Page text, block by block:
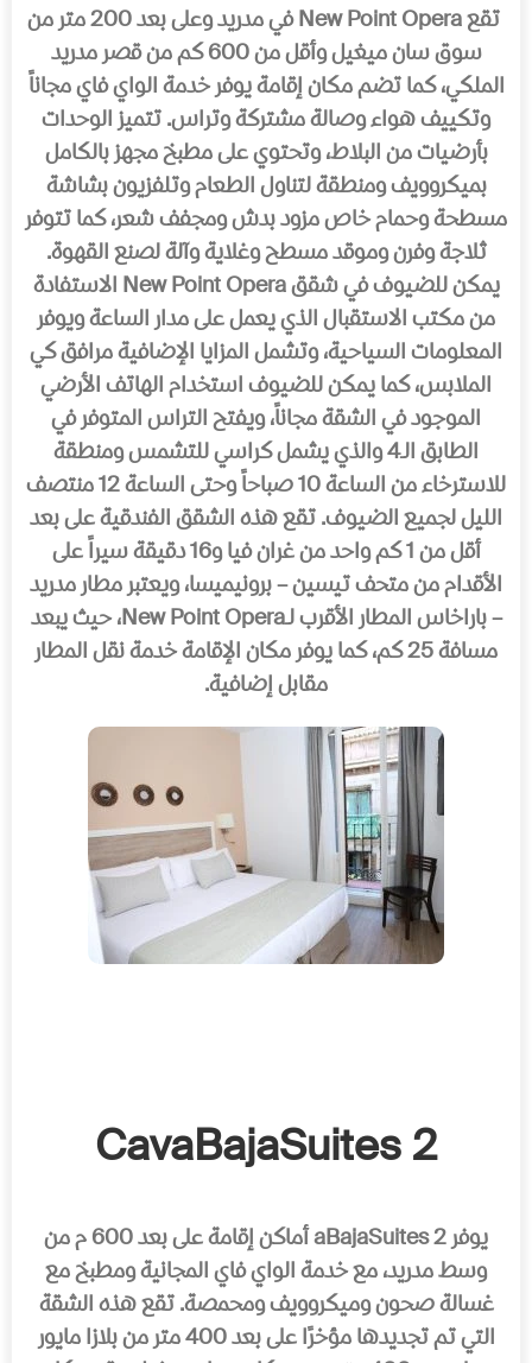
تقع New Point Opera في مدرید وعلى بعد 200 متر من
سوق سان میغیل وأقل من 600 كم من قصر مدرید
الملكي، كما تضم مكان إقامة یوفر خدمة الواي فاي مجاناً
وتكییف ھواء وصالة مشتركة وتراس. تتمیز الوحدات
بأرضیات من البلاط، وتحتوي على مطبخ مجھز بالكامل
بمیكروویف ومنطقة لتناول الطعام وتلفزیون بشاشة
مسطحة وحمام خاص مزود بدش ومجفف شعر، كما تتوفر
ثلاجة وفرن وموقد مسطح وغلایة وآلة لصنع القھوة.
یمكن للضیوف في شقق New Point Opera الاستفادة
من مكتب الاستقبال الذي یعمل على مدار الساعة ویوفر
المعلومات السیاحیة، وتشمل المزایا الإضافیة مرافق كي
الملابس، كما یمكن للضیوف استخدام الھاتف الأرضي
الموجود في الشقة مجاناً، ویفتح التراس المتوفر في
الطابق الـ4 والذي یشمل كراسي للتشمس ومنطقة
للاسترخاء من الساعة 10 صباحاً وحتى الساعة 12 منتصف
اللیل لجمیع الضیوف. تقع ھذه الشقق الفندقیة على بعد
أقل من 1 كم واحد من غران فیا و16 دقیقة سیراً على
الأقدام من متحف تیسین – برونیمیسا، ویعتبر مطار مدرید
– باراخاس المطار الأقرب لـNew Point Opera، حیث یبعد
مسافة 25 كم، كما یوفر مكان الإقامة خدمة نقل المطار
مقابل إضافیة.
2 CavaBajaSuites
یوفر 2 aBajaSuites أماكن إقامة على بعد 600 م من
وسط مدرید، مع خدمة الواي فاي المجانیة ومطبخ مع
غسالة صحون ومیكروویف ومحمصة. تقع ھذه الشقة
التي تم تجدیدھا مؤخرًا على بعد 400 متر من بلازا مایور